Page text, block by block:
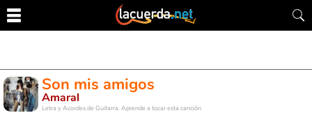
Son mis amigos
Amaral
Letra y Acordes de Guitarra. Aprende a tocar esta canción